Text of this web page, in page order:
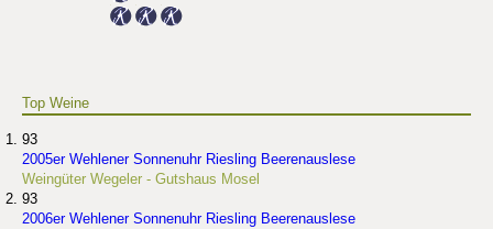
Top Weine
93
2005er Wehlener Sonnenuhr Riesling Beerenauslese
Weingüter Wegeler - Gutshaus Mosel
93
2006er Wehlener Sonnenuhr Riesling Beerenauslese